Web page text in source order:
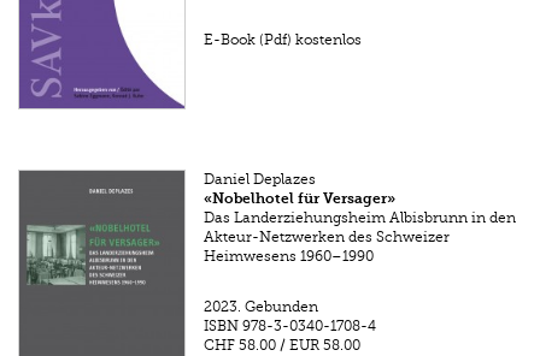
E-Book (Pdf) kostenlos
Daniel Deplazes
«Nobelhotel für Versager»
Das Landerziehungsheim Albisbrunn in den
Akteur-Netzwerken des Schweizer
Heimwesens 1960–1990
2023. Gebunden
ISBN 978-3-0340-1708-4
CHF 58.00 /EUR 58.00